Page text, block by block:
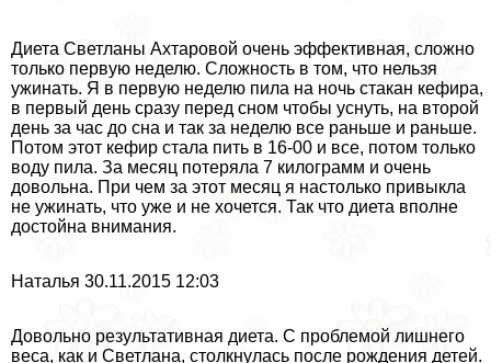
Диета Светланы Ахтаровой очень эффективная, сложно
только первую неделю. Сложность в том, что нельзя
ужинать. Я в первую неделю пила на ночь стакан кефира,
в первый день сразу перед сном чтобы уснуть, на второй
день за час до сна и так за неделю все раньше и раньше.
Потом этот кефир стала пить в 16-00 и все, потом только
воду пила. За месяц потеряла 7 килограмм и очень
довольна. При чем за этот месяц я настолько привыкла
не ужинать, что уже и не хочется. Так что диета вполне
достойна внимания.
Наталья 30.11.2015 12:03
Довольно результативная диета. С проблемой лишнего
веса, как и Светлана, столкнулась после рождения детей.